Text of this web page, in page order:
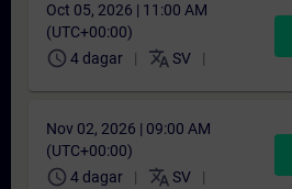
Oct 05, 2026 | 11:00 AM
(UTC+00:00)
schedule 4 dagar translate SV
Nov 02, 2026 | 09:00 AM
(UTC+00:00)
schedule 4 dagar translate SV